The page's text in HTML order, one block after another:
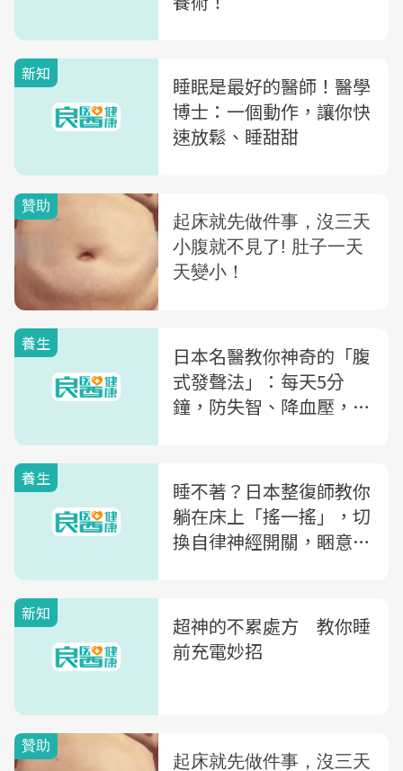
新知
睡眠是最好的醫師！醫學
博士：一個動作，讓你快
速放鬆、睡甜甜
養生
日本名醫教你神奇的「腹
式發聲法」：每天5分
鐘，防失智、降血壓，讓
養生
睡不著？日本整復師教你
躺在床上「搖一搖」，切
換自律神經開關，睏意、
新知
超神的不累處方 教你睡
前充電妙招